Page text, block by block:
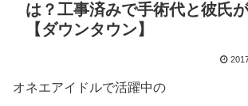
は？工事済みで手術代と彼氏
【ダウンタウン】
オネエアイドルで活躍中の